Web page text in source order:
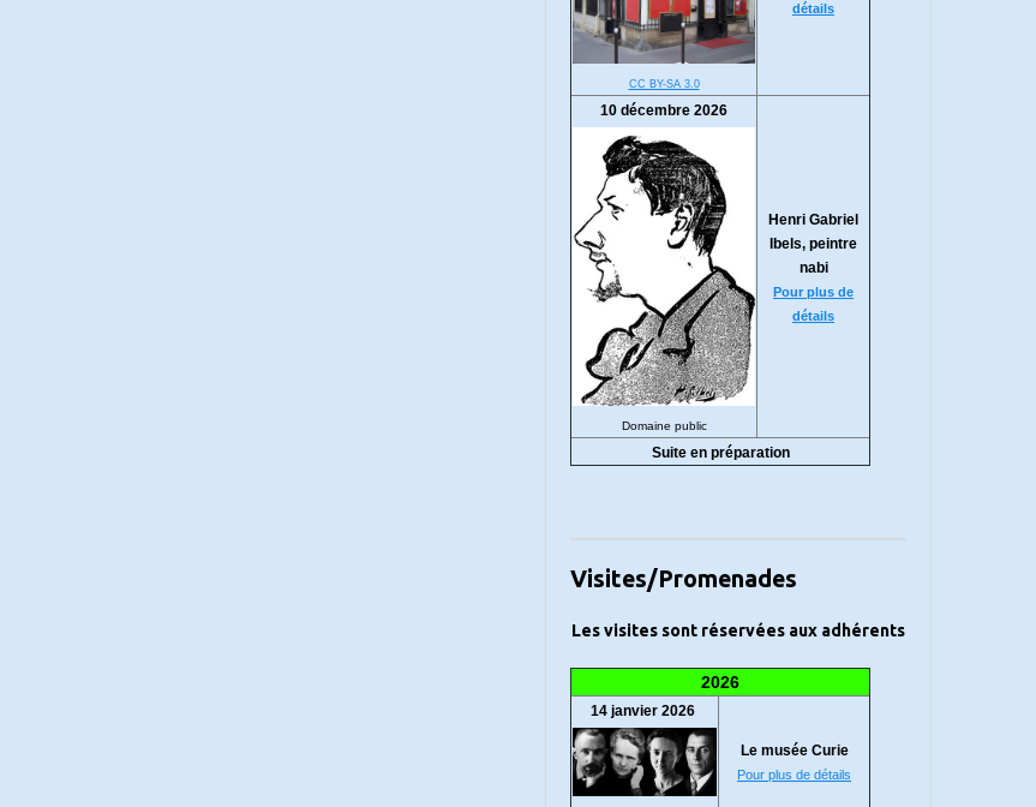
CC BY-SA 3.0
détails
10 décembre 2026
Domaine public
Henri Gabriel
Ibels, peintre
nabi
Pour plus de
détails
Suite en préparation
Visites/Promenades
Les visites sont réservées aux adhérents
2026
14 janvier 2026
Le musée Curie
Pour plus de détails